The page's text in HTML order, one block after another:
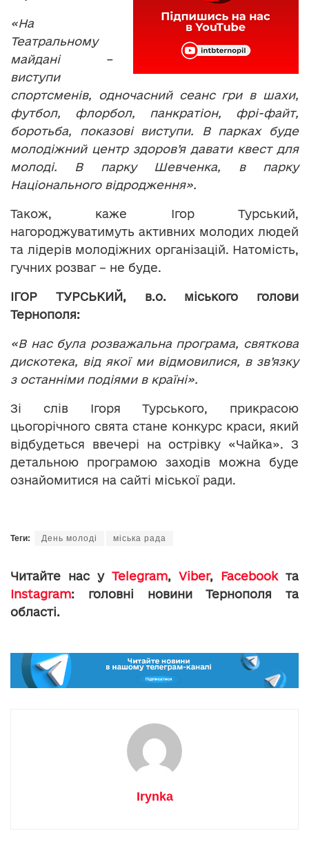
«На
Театральному
майдані –
виступи
спортсменів, одночасний сеанс гри в шахи,
футбол, флорбол, панкратіон, фрі-файт,
боротьба, показові виступи. В парках буде
молодіжний центр здоров’я давати квест для
молоді. В парку Шевченка, в парку
Національного відродження».
Також, каже Ігор Турський,
нагороджуватимуть активних молодих людей
та лідерів молодіжних організацій. Натомість,
гучних розваг – не буде.
ІГОР ТУРСЬКИЙ, в.о. міського голови
Тернополя:
«В нас була розважальна програма, святкова
дискотека, від якої ми відмовилися, в зв’язку
з останніми подіями в країні».
Зі слів Ігоря Турського, прикрасою
цьогорічного свята стане конкурс краси, який
відбудеться ввечері на острівку «Чайка». З
детальною програмою заходів можна буде
ознайомитися на сайті міської ради.
Теги: День молоді міська рада
Читайте нас у Telegram, Viber, Facebookта
Instagram: головні новини Тернополя та
області.
Irynka